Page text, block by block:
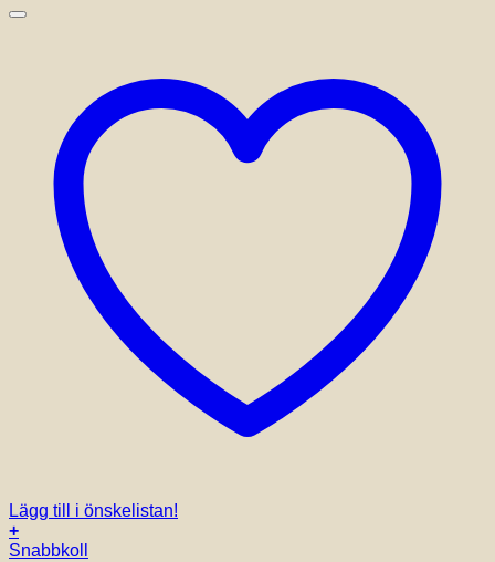
Lägg till i önskelistan!
+
Snabbkoll